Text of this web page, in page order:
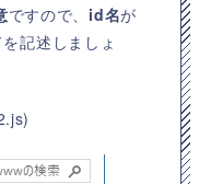
ですので、 id名が
記述しましょ